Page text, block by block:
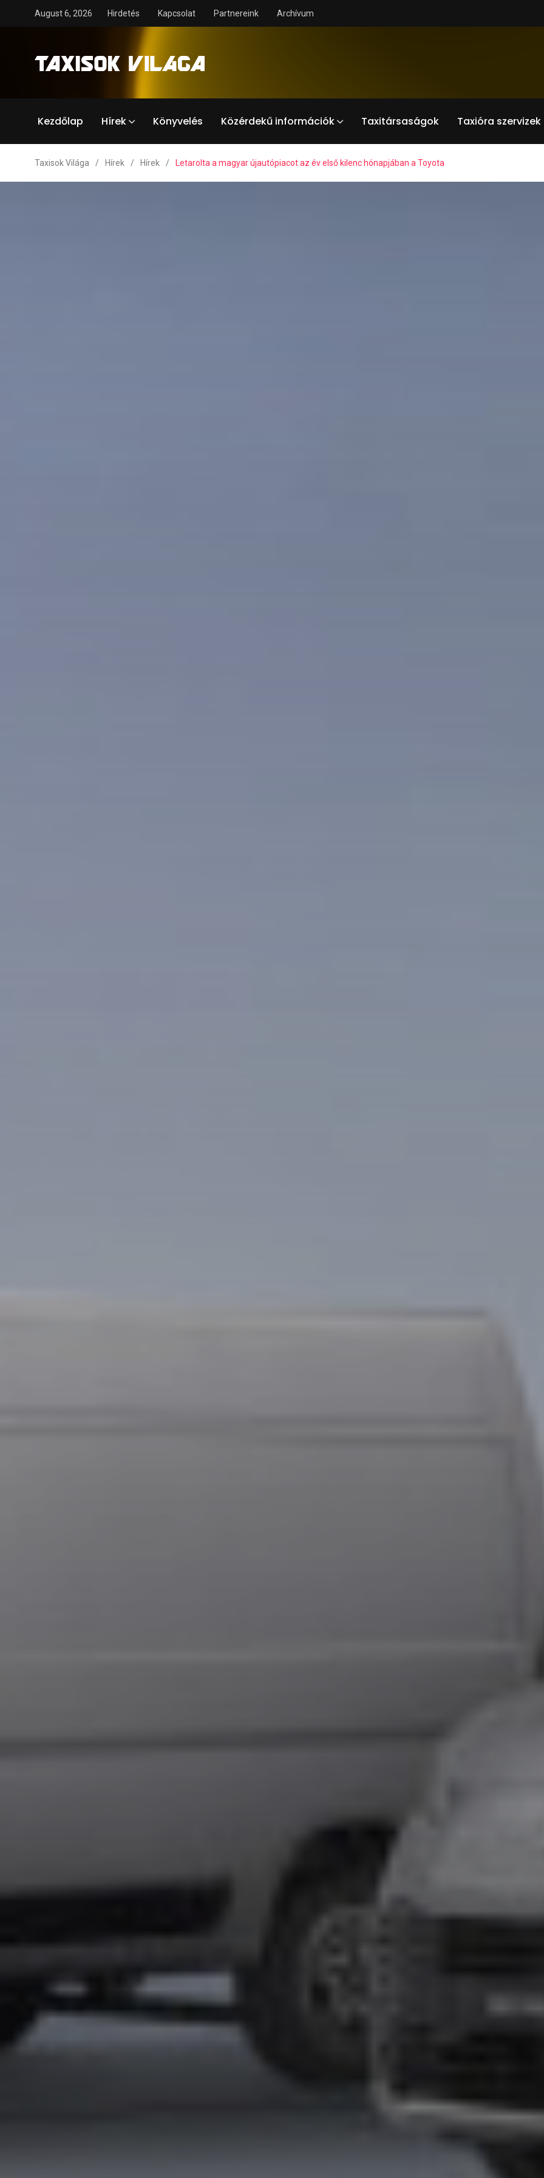
August 6, 2026 Hirdetés Kapcsolat Partnereink Archívum
Kezdőlap Hírek Könyvelés Közérdekű információk Taxitársaságok Taxióra szervizek
Taxisok Világa / Hírek / Hírek / Letarolta a magyar újautópiacot az év első kilenc hónapjában a Toyota